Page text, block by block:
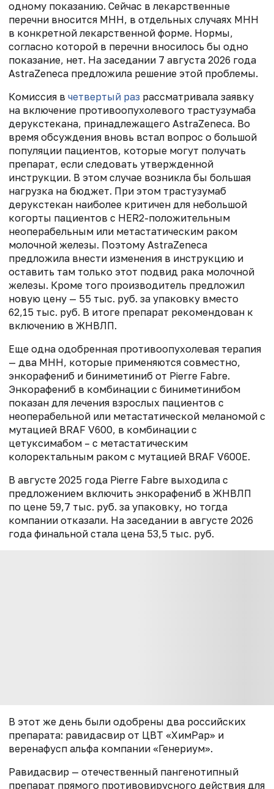
одному показанию. Сейчас в лекарственные
перечни вносится МНН, в отдельных случаях МНН
в конкретной лекарственной форме. Нормы,
согласно которой в перечни вносилось бы одно
показание, нет. На заседании 7 августа 2026 года
AstraZeneca предложила решение этой проблемы.
Комиссия в четвертый раз рассматривала заявку
на включение противоопухолевого трастузумаба
дерукстекана, принадлежащего AstraZeneca. Во
время обсуждения вновь встал вопрос о большой
популяции пациентов, которые могут получать
препарат, если следовать утвержденной
инструкции. В этом случае возникла бы большая
нагрузка на бюджет. При этом трастузумаб
дерукстекан наиболее критичен для небольшой
когорты пациентов с HER2-положительным
неоперабельным или метастатическим раком
молочной железы. Поэтому AstraZeneca
предложила внести изменения в инструкцию и
оставить там только этот подвид рака молочной
железы. Кроме того производитель предложил
новую цену — 55 тыс. руб. за упаковку вместо
62,15 тыс. руб. В итоге препарат рекомендован к
включению в ЖНВЛП.
Еще одна одобренная противоопухолевая терапия
— два МНН, которые применяются совместно,
энкорафениб и биниметиниб от Pierre Fabre.
Энкорафениб в комбинации с биниметинибом
показан для лечения взрослых пациентов с
неоперабельной или метастатической меланомой с
мутацией BRAF V600, в комбинации с
цетуксимабом – с метастатическим
колоректальным раком с мутацией BRAF V600E.
В августе 2025 года Pierre Fabre выходила с
предложением включить энкорафениб в ЖНВЛП
по цене 59,7 тыс. руб. за упаковку, но тогда
компании отказали. На заседании в августе 2026
года финальной стала цена 53,5 тыс. руб.
В этот же день были одобрены два российских
препарата: равидасвир от ЦВТ «ХимРар» и
веренафусп альфа компании «Генериум».
Равидасвир — отечественный пангенотипный
препарат прямого противовирусного действия для